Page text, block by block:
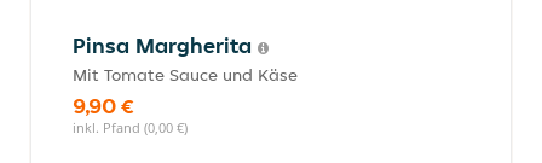
Pinsa Margherita
Mit Tomate Sauce und Käse
9,90 €
inkl. Pfand (0,00 €)